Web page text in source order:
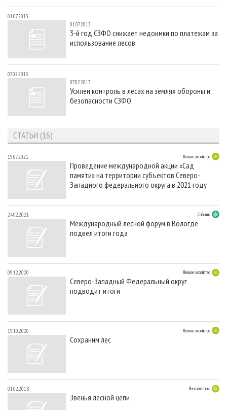
01.07.2013
01.07.2013
3-й год СЗФО снижает недоимки по платежам за
использование лесов
07.02.2013
07.02.2013
Усилен контроль в лесах на землях обороны и
безопасности СЗФО
СТАТЬИ (16)
19.07.2021 Лесное хозяйство
Проведение международной акции «Сад
памяти» на территории субъектов Северо-
Западного федерального округа в 2021 году
24.02.2021 События
Международный лесной форум в Вологде
подвел итоги года
09.12.2020 Лесное хозяйство
Северо-Западный Федеральный округ
подводит итоги
19.10.2020 Лесное хозяйство
Сохраним лес
01.02.2018 Лесозаготовка
Звенья лесной цепи